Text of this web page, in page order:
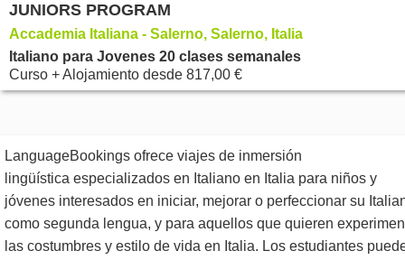
JUNIORS PROGRAM
Accademia Italiana - Salerno, Salerno, Italia
Italiano para Jovenes 20 clases semanales
Curso + Alojamiento desde 817,00 €
LanguageBookings ofrece viajes de inmersión
lingüística especializados en Italiano en Italia para niños y
jóvenes interesados ​​en iniciar, mejorar o perfeccionar su
como segunda lengua, y para aquellos que quieren
las costumbres y estilo de vida en Italia. Los estudiantes